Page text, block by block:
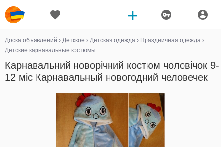
Доска объявлений › Детское › Детская одежда › Праздничная одежда ›
Детские карнавальные костюмы
Карнавальний новорічний костюм чоловічок 9-
12 міс Карнавальный новогодний человечек